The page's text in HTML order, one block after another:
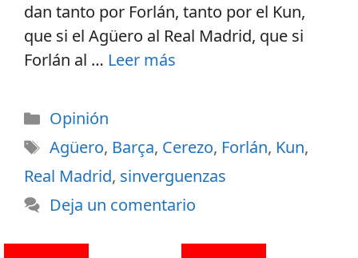
dan tanto por Forlán, tanto por el Kun,
que si el Agüero al Real Madrid, que si
Forlán al … Leer más
Opinión
Agüero, Barça, Cerezo, Forlán, Kun,
Real Madrid, sinverguenzas
Deja un comentario